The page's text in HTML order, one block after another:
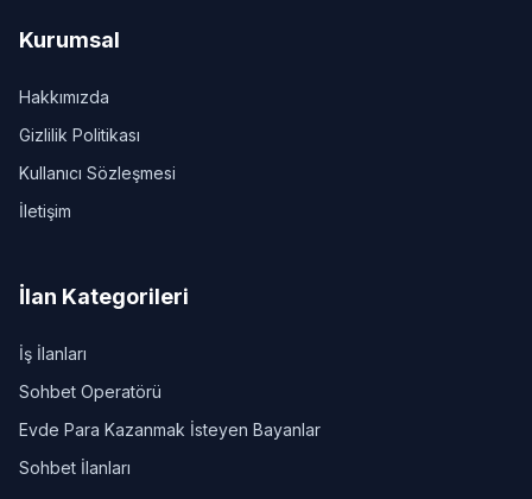
Kurumsal
Hakkımızda
Gizlilik Politikası
Kullanıcı Sözleşmesi
İletişim
İlan Kategorileri
İş İlanları
Sohbet Operatörü
Evde Para Kazanmak İsteyen Bayanlar
Sohbet İlanları